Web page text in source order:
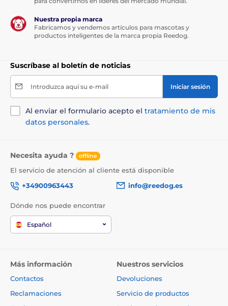
2,4 %, fibra bruta 0,4 %, humedad 79,0 %, calcio 0,25 %,
fósforo 0,2 %, sodio 0,2 %.
Vitamina D3 (3a671) 200 UI, vitamina E (3a700) 110 mg,
Nuestra propia marca
Fabricamos y vendemos artículos para mascotas y
productos inteligentes de la marca propia Reedog.
Suscríbase al boletín de noticias
Introduzca aquí su e-mail Iniciar sesión
Al enviar el formulario acepto el tratamiento de mis
datos personales.
Necesita ayuda ? offline
El servicio de atención al cliente está disponible
+34900963443
info@reedog.es
Dónde nos puede encontrar
Español
Más información
Contactos
Reclamaciones
Nuestros servicios
Devoluciones
Servicio de productos